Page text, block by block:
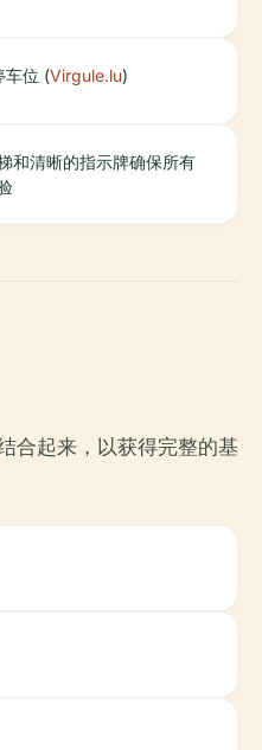
车位 (Virgule.lu)
和清晰的指示牌确保所有
合起来，以获得完整的基